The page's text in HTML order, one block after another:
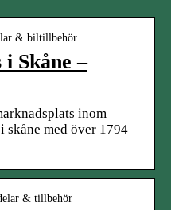
& biltillbehör
Skåne –
inom
med över 1794
& tillbehör